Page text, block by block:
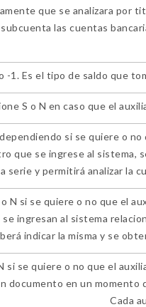
que se analizara por
las cuentas
-1. Es el tipo de saldo que
S o N en caso que el
si se quiere o
que se ingrese al sistema,
serie y permitirá analizar la
N si se quiere o no que el
ingresan al sistema
indicar la misma y se
si se quiere o no que el
documento en un
Cada